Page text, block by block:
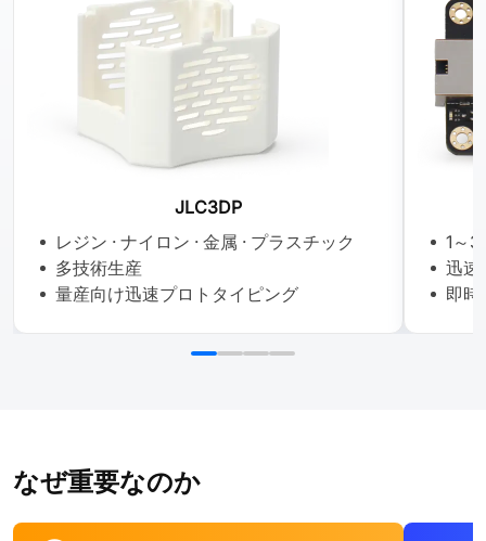
JLC3DP
レジン · ナイロン · 金属 · プラスチック
多技術生産
量産向け迅速プロトタイピング
1～
迅速
即時
なぜ重要なのか